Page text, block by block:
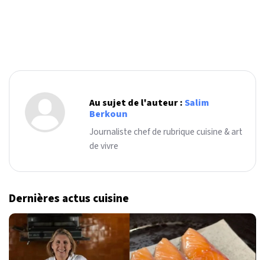
Au sujet de l'auteur :Salim
Berkoun
Journaliste chef de rubrique cuisine & art
de vivre
Dernières actus cuisine